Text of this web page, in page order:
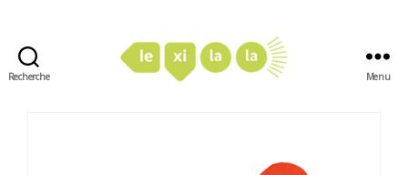
Recherche Menu